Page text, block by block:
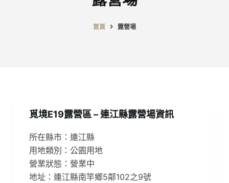
首頁 露營場
覓境E19露營區 – 連江縣露營場資訊
所在縣市：連江縣
用地類別：公園用地
營業狀態：營業中
地址：連江縣南竿鄉5鄰102之9號